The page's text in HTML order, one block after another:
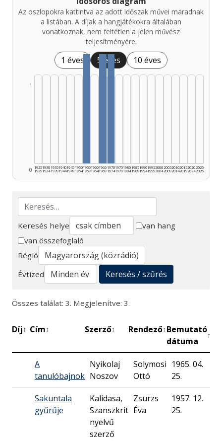
Az oszlopokra kattintva az adott időszak művei maradnak
a listában. A díjak a hangjátékokra általában
vonatkoznak, nem feltétlen a jelen művész
teljesítményére.
1 éves 5 éves 10 éves
0
1
1925
1929
1930
1934
1935
1939
1940
1944
1945
1949
1950
1954
1955
1959
1960
1964
1965
1969
1970
1974
1975
1979
1980
1984
1985
1989
1990
1994
1995
1999
2000
2004
2005
2009
2010
2014
2015
2019
2020
2024
2025
2026
Keresés
Keresés helye
van hang
van összefoglaló
Régió
Évtized
Keresés / szűrés
Összes találat: 3. Megjelenítve: 3.
Díj↕ Cím↕ Szerző↕ Rendező↕ Bemutató
dátuma
↕
A
tanulóbajnok
Nyikolaj
Noszov
Solymosi
Ottó
1965. 04.
25.
Sakuntala
gyűrűje
Kalidasa,
Szanszkrit
nyelvű
szerző
Zsurzs
Éva
1957. 12.
25.